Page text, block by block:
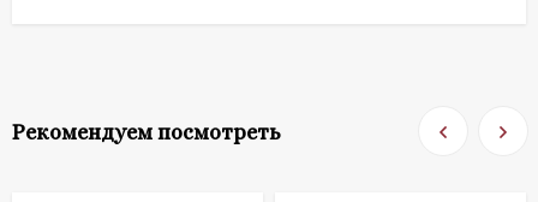
Рекомендуем посмотреть